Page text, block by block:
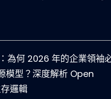
為何 2026 年的企業領袖
模型？深度解析 Open
邏輯